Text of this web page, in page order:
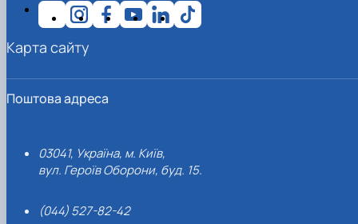
Поштова адреса
03041, Україна, м. Київ,
вул. Героїв Оборони, буд. 15.
(044) 527-82-42
Карта сайту